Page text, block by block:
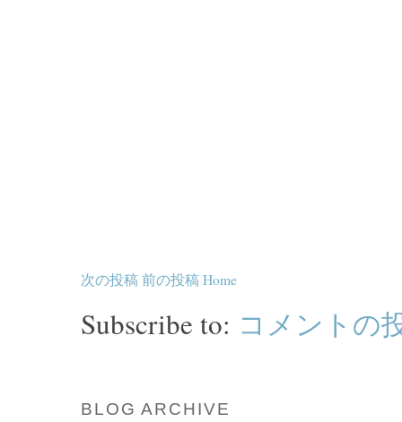
次の投稿 前の投稿 Home
Subscribe to: コメントの
BLOG ARCHIVE